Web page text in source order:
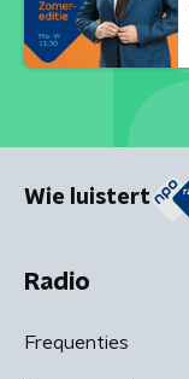
Wie luistert
Radio
Frequenties